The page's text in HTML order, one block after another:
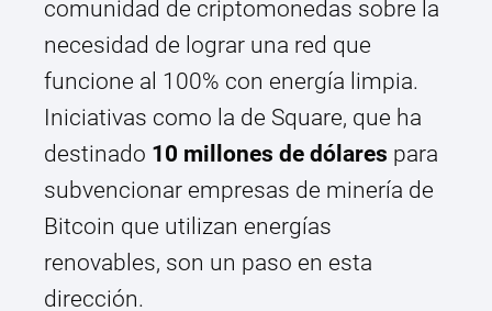
comunidad de criptomonedas sobre la
necesidad de lograr una red que
funcione al 100% con energía limpia.
Iniciativas como la de Square, que ha
destinado 10 millones de dólares para
subvencionar empresas de minería de
Bitcoin que utilizan energías
renovables, son un paso en esta
dirección.